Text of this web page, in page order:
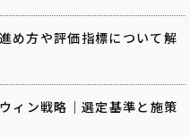
め方や評価指標について解
ィン戦略｜選定基準と施策